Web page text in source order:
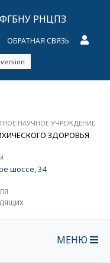
РНЦПЗ
ОБРАТНАЯ СВЯЗЬ
НАУЧНОЕ УЧРЕЖДЕНИЕ
ЗДОРОВЬЯ
шоссе, 34
МЕНЮ